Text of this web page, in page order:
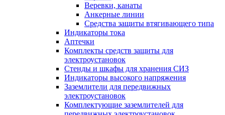
Веревки, канаты
Анкерные линии
Средства защиты втягивающего типа
Индикаторы тока
Аптечки
Комплекты средств защиты для
электроустановок
Стенды и шкафы для хранения СИЗ
Индикаторы высокого напряжения
Заземлители для передвижных
электроустановок
Комплектующие заземлителей для